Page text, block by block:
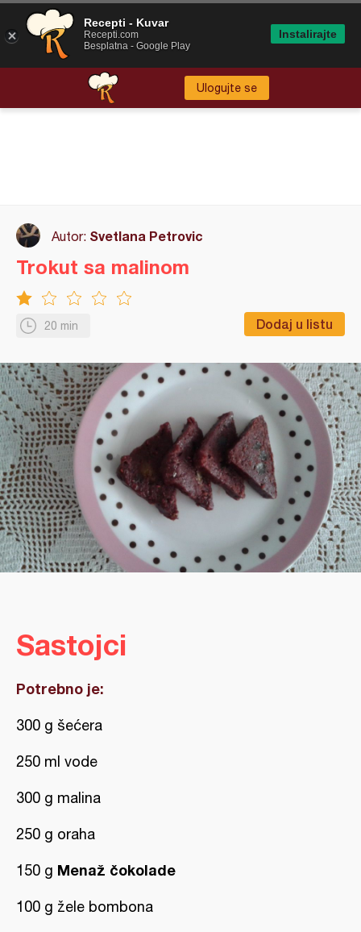
Ulogujte se
Autor: Svetlana Petrovic
20 min Dodaj u listu
Trokut sa malinom
Sastojci
Potrebno je:
300 g šećera
250 ml vode
300 g malina
250 g oraha
150 g Menaž čokolade
100 g žele bombona
Recepti - Kuvar
Recepti.com
Besplatna - Google Play
Instalirajte